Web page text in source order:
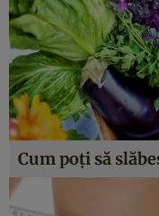
Cum poţi să